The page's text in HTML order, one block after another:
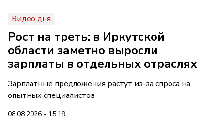
Видео дня
Рост на треть: в Иркутской
области заметно выросли
зарплаты в отдельных отраслях
Зарплатные предложения растут из-за спроса на
опытных специалистов
08.08.2026 - 15:19